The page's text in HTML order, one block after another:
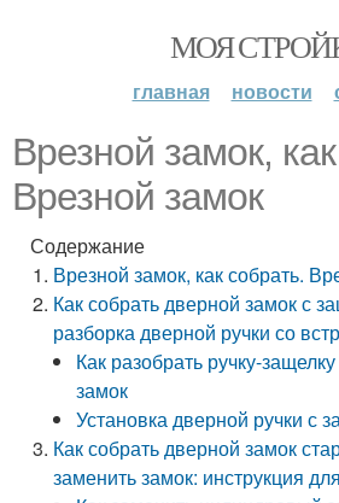
МОЯ
главная новости
Врезной замок,
Врезной замок
Содержание
Врезной замок, как собрать.
Как собрать дверной замок с
разборка дверной ручки со
Как разобрать ручку-
замок
Установка дверной ручки с
Как собрать дверной замок
заменить замок: инструкция